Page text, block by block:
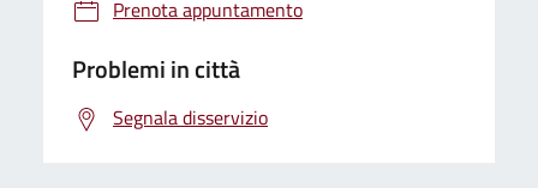
Prenota appuntamento
Problemi in città
Segnala disservizio